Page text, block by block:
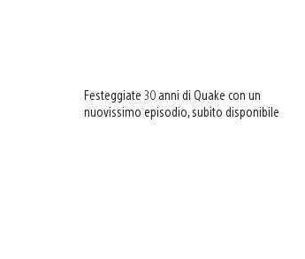
Festeggiate 30 anni di Quake con un
nuovissimo episodio, subito disponibile